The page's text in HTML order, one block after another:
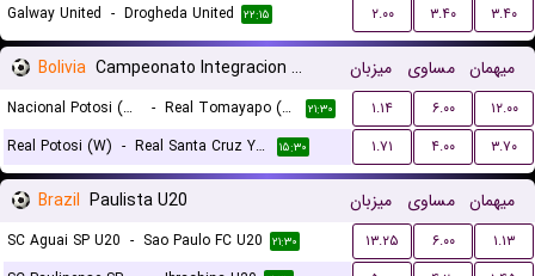
Galway United - Drogheda United ۲۲:۱۵ ۲.۰۰ ۳.۴۰ ۳.۴۰
Bolivia Campeonato Integracion Women میزبان مساوی میهمان
Nacional Potosi (W) - Real Tomayapo (W) ۲۱:۳۰ ۱.۱۴ ۶.۰۰
۱۲.۰۰
Real Potosi (W) - Real Santa Cruz Yacuiba (W) ۱۵:۳۰ ۱.۷۱ ۴.۰۰ ۳.۷۰
Brazil Paulista U20 میزبان مساوی میهمان
SC Aguai SP U20 - Sao Paulo FC U20 ۲۱:۳۰ ۱۳.۲۵ ۶.۰۰
۱.۱۳